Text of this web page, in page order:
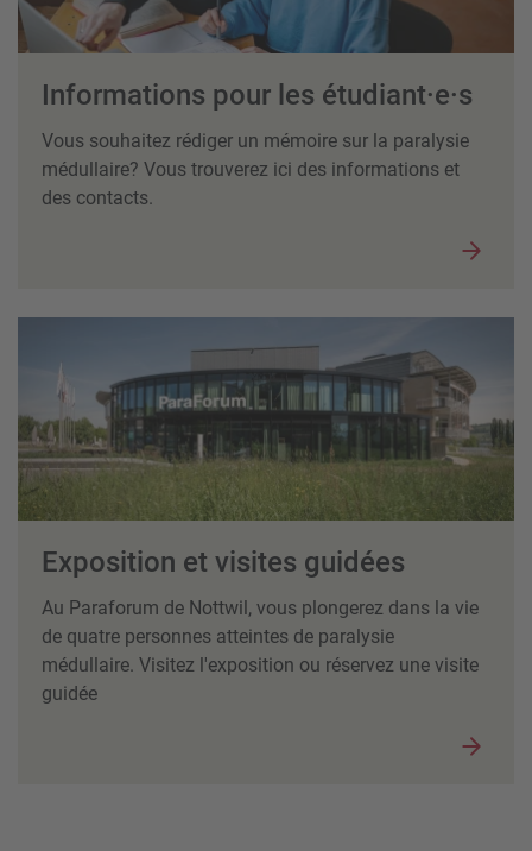
Informations pour les étudiant·e·s
Vous souhaitez rédiger un mémoire sur la paralysie
médullaire? Vous trouverez ici des informations et
des contacts.
Exposition et visites guidées
Au Paraforum de Nottwil, vous plongerez dans la vie
de quatre personnes atteintes de paralysie
médullaire. Visitez l'exposition ou réservez une visite
guidée